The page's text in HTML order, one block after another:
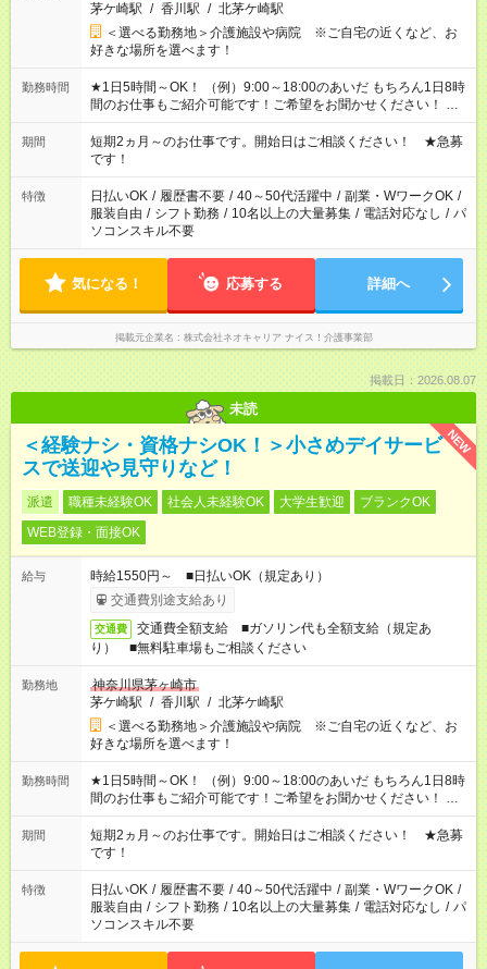
茅ケ崎駅 / 香川駅 / 北茅ケ崎駅
＜選べる勤務地＞介護施設や病院 ※ご自宅の近くなど、お
好きな場所を選べます！
勤務時間
★1日5時間～OK！ （例）9:00～18:00のあいだ もちろん1日8時
間のお仕事もご紹介可能です！ご希望をお聞かせください！ ※
週最低15時間以上の勤務が必要です
期間
短期2ヵ月～のお仕事です。開始日はご相談ください！ ★急募
です！
特徴 日払いOK / 履歴書不要 / 40～50代活躍中 / 副業・WワークOK /
服装自由 / シフト勤務 / 10名以上の大量募集 / 電話対応なし / パ
ソコンスキル不要
気になる！ 応募する 詳細へ
掲載元企業名 株式会社ネオキャリア ナイス！介護事業部
掲載日：2026.08.07
未読
NEW
＜経験ナシ・資格ナシOK！＞小さめデイサービ
スで送迎や見守りなど！
派遣 職種未経験OK 社会人未経験OK 大学生歓迎
ブランクOK
WEB登録・面接OK
給与
時給1550円～ ■日払いOK（規定あり）
交通費別途支給あり
交通費
交通費全額支給 ■ガソリン代も全額支給（規定あ
り） ■無料駐車場もご相談ください
勤務地
神奈川県茅ヶ崎市
茅ケ崎駅 / 香川駅 / 北茅ケ崎駅
＜選べる勤務地＞介護施設や病院 ※ご自宅の近くなど、お
好きな場所を選べます！
勤務時間
★1日5時間～OK！ （例）9:00～18:00のあいだ もちろん1日8時
間のお仕事もご紹介可能です！ご希望をお聞かせください！ ★
家庭の都合でお休みが必要な場合も遠慮なくご相談ください。
※週最低15時間以上の勤務が必要です
期間
短期2ヵ月～のお仕事です。開始日はご相談ください！ ★急募
です！
特徴 日払いOK / 履歴書不要 / 40～50代活躍中 / 副業・WワークOK /
服装自由 / シフト勤務 / 10名以上の大量募集 / 電話対応なし / パ
ソコンスキル不要